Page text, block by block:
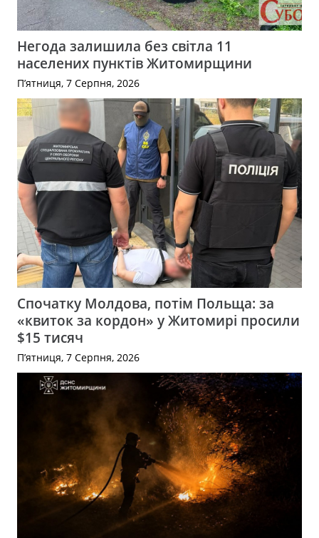
Негода залишила без світла 11
населених пунктів Житомирщини
П’ятниця, 7 Серпня, 2026
Спочатку Молдова, потім Польща: за
«квиток за кордон» у Житомирі просили
$15 тисяч
П’ятниця, 7 Серпня, 2026